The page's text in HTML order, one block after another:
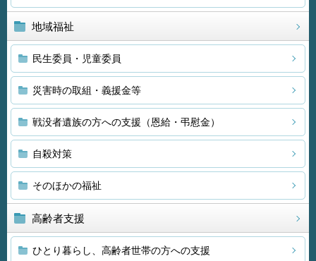
地域福祉
民生委員・児童委員
災害時の取組・義援金等
戦没者遺族の方への支援（恩給・弔慰金）
自殺対策
そのほかの福祉
高齢者支援
ひとり暮らし、高齢者世帯の方への支援